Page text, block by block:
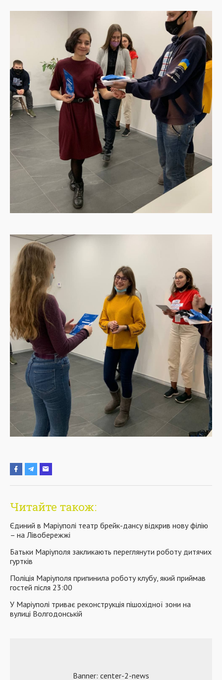
Читайте також:
Єдиний в Маріуполі театр брейк-дансу відкрив нову філію
– на Лівобережжі
Батьки Маріуполя закликають переглянути роботу дитячих
гуртків
Поліція Маріуполя припинила роботу клубу, який приймав
гостей після 23:00
У Маріуполі триває реконструкція пішохідної зони на
вулиці Волгодонській